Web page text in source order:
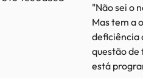
"Não sei o
Mas tem a
deficiência
questão de
está